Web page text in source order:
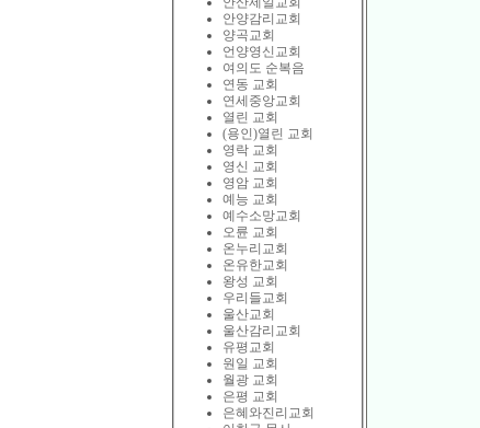
안양감리교회
양곡교회
언양영신교회
여의도 순복음
연동 교회
연세중앙교회
열린 교회
(용인)열린 교회
영락 교회
영신 교회
영암 교회
예능 교회
예수소망교회
오륜 교회
온누리교회
온유한교회
왕성 교회
우리들교회
울산교회
울산감리교회
유평교회
원일 교회
월광 교회
은평 교회
은혜와진리교회